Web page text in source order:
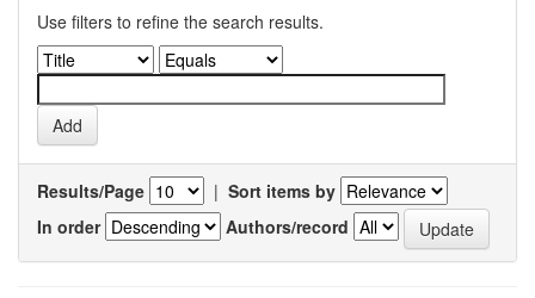
Use filters to refine the search results.
Results/Page | Sort items by
In order
Authors/record